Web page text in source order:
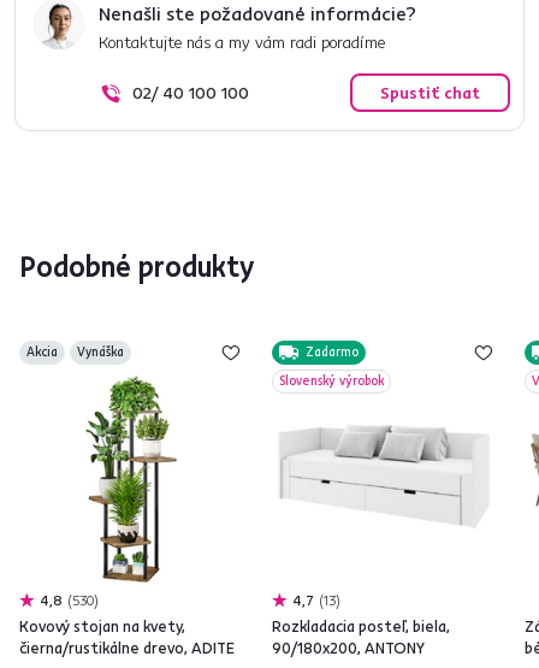
Nenašli ste požadované informácie?
Kontaktujte nás a my vám radi poradíme
02/ 40 100 100 Spustiť chat
Podobné produkty
Akcia Vynáška
4,8 530
Kovový stojan na kvety,
čierna/rustikálne drevo, ADITE
Zadarmo
Slovenský výrobok
4,7 13
Rozkladacia posteľ, biela,
90/180x200, ANTONY